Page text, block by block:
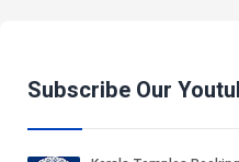
Subscribe Our